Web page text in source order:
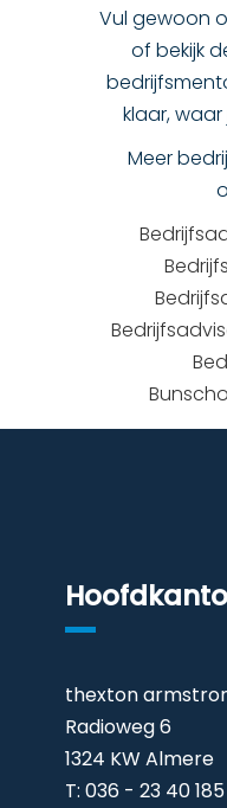
Vul gewoon
of bekijk
klaar,
Meer
thexton
Radioweg 6
1324 KW Almere
T: 036 - 23 40 185